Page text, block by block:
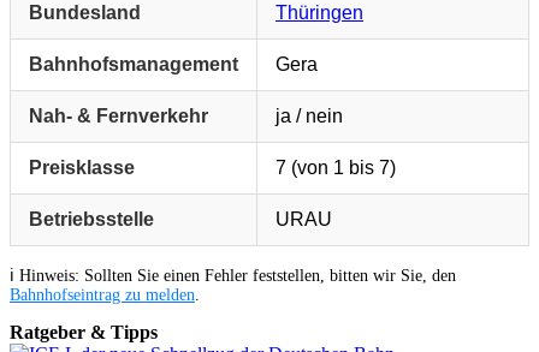
Bundesland Thüringen
Bahnhofsmanagement Gera
Nah- & Fernverkehr ja / nein
Preisklasse 7 (von 1 bis 7)
Betriebsstelle URAU
ℹ️ Hinweis: Sollten Sie einen Fehler feststellen, bitten wir Sie, den
Bahnhofseintrag zu melden
Ratgeber & Tipps